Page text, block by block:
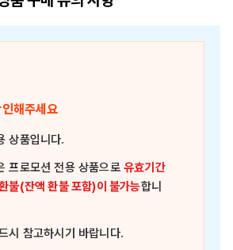
해주세요
상품입니다.
프로모션 전용 상품으로유효기간
불(잔액 환불 포함)이 불가능합니
시 참고하시기 바랍니다.